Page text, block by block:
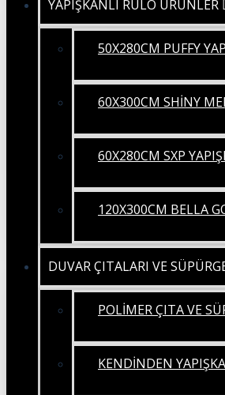
YAPIŞKANLI RULO ÜRÜNLER
50X280CM PUFFY
60X300CM SHİNY
60X280CM SXP
120X300CM BELLA
DUVAR ÇITALARI VE
POLİMER ÇITA VE
KENDİNDEN